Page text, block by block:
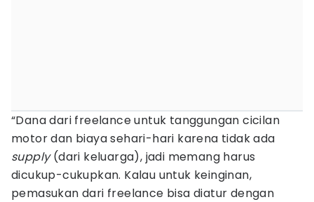
“Dana dari freelance untuk tanggungan cicilan
motor dan biaya sehari-hari karena tidak ada
supply(dari keluarga), jadi memang harus
dicukup-cukupkan. Kalau untuk keinginan,
pemasukan dari freelance bisa diatur dengan